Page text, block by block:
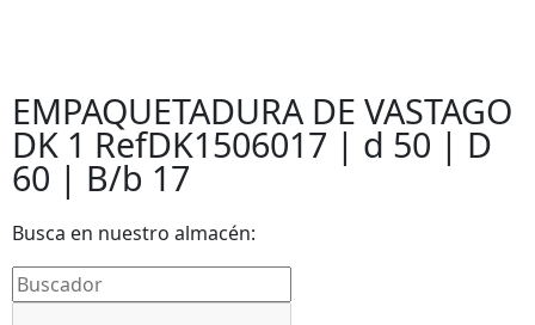
EMPAQUETADURA DE VASTAGO
DK 1 RefDK1506017 | d 50 | D
60 | B/b 17
Busca en nuestro almacén: